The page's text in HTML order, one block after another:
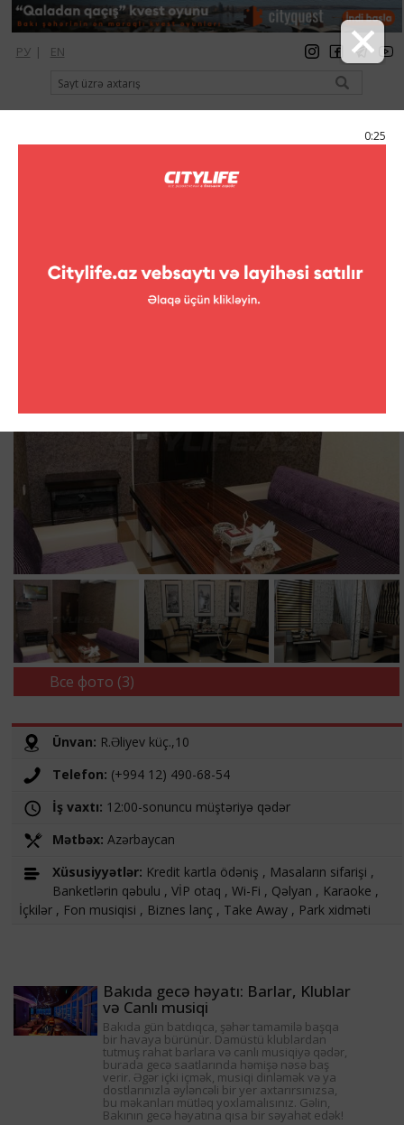
0:24
РУ | EN
qeydiyyat giriş Citylife Magazine
Hayat Lounge Club
Все фото (3)
Ünvan: R.Əliyev küç.,10
Telefon: (+994 12) 490-68-54
İş vaxtı: 12:00-sonuncu müştəriyə qədər
Mətbəx: Azərbaycan
Xüsusiyyətlər: Kredit kartla ödəniş , Masaların sifarişi ,
Banketlərin qəbulu , VİP otaq , Wi-Fi , Qəlyan , Karaoke ,
İçkilər , Fon musiqisi , Biznes lanç , Take Away , Park xidməti
Bakıda gecə həyatı: Barlar, Klublar
və Canlı musiqi
Bakıda gün batdıqca, şəhər tamamilə başqa
bir havaya bürünür. Damüstü klublardan
tutmuş rahat barlara və canlı musiqiyə qədər,
burada gecə saatlarında həmişə nəsə baş
verir. Əgər içki içmək, musiqi dinləmək və ya
dostlarınızla əyləncəli bir yer axtarırsınızsa,
bu məkanları mütləq yoxlamalısınız. Gəlin,
Bakının gecə həyatına qısa bir səyahət edək!